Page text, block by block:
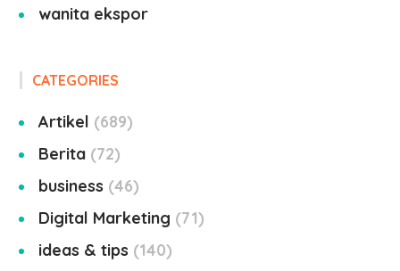
wanita ekspor
CATEGORIES
Artikel
689
Berita 72
business 46
Digital Marketing
71
ideas & tips
140